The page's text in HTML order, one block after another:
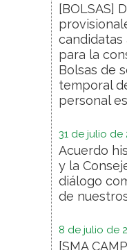
[BOLSAS]
para la
Bolsas de
temporal
personal
31 de julio de
Acuerdo
y la
diálogo
de
8 de julio de
[SMA